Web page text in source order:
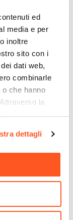
ed
media e per
inoltre
sito con i
dati web,
combinarle
che hanno
la
a leggere la
dettagli
complesso.